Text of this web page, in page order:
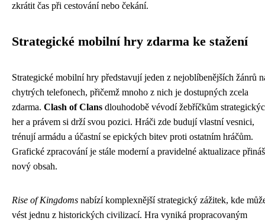
zkrátit čas při cestování nebo čekání.
Strategické mobilní hry zdarma ke stažení
Strategické mobilní hry představují jeden z nejoblíbenějších žánrů
chytrých telefonech, přičemž mnoho z nich je dostupných zcela
zdarma. Clash of Clans dlouhodobě vévodí žebříčkům
her a právem si drží svou pozici. Hráči zde budují vlastní vesnici,
trénují armádu a účastní se epických bitev proti ostatním hráčům.
Grafické zpracování je stále moderní a pravidelné aktualizace
nový obsah.
Rise of Kingdoms nabízí komplexnější strategický zážitek, kde
vést jednu z historických civilizací. Hra vyniká propracovaným